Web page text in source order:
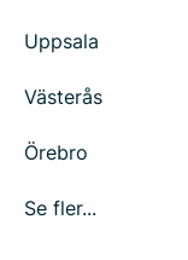
Uppsala
Västerås
Örebro
Se fler...